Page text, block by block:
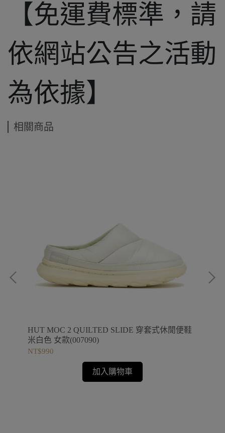
【免運費標準，請
依網站公告之活動
為依據】
相關商品
HUT MOC 2 QUILTED SLIDE 穿套式休閒便鞋
米白色 女款(007090)
NT$990
加入購物車